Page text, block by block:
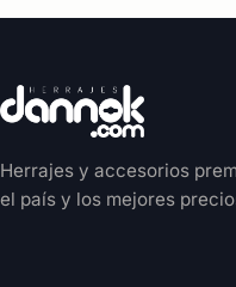
Herrajes y accesorios
el país y los mejores